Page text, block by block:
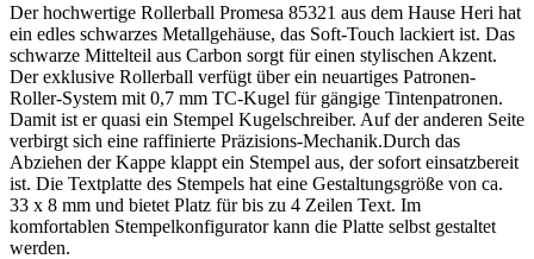
Der hochwertige Rollerball Promesa 85321 aus dem Hause Heri hat
ein edles schwarzes Metallgehäuse, das Soft-Touch lackiert ist. Das
schwarze Mittelteil aus Carbon sorgt für einen stylischen Akzent.
Der exklusive Rollerball verfügt über ein neuartiges Patronen-
Roller-System mit 0,7 mm TC-Kugel für gängige Tintenpatronen.
Damit ist er quasi ein Stempel Kugelschreiber. Auf der anderen Seite
verbirgt sich eine raffinierte Präzisions-Mechanik.Durch das
Abziehen der Kappe klappt ein Stempel aus, der sofort einsatzbereit
ist. Die Textplatte des Stempels hat eine Gestaltungsgröße von ca.
33 x 8 mm und bietet Platz für bis zu 4 Zeilen Text. Im
komfortablen Stempelkonfigurator kann die Platte selbst gestaltet
werden.